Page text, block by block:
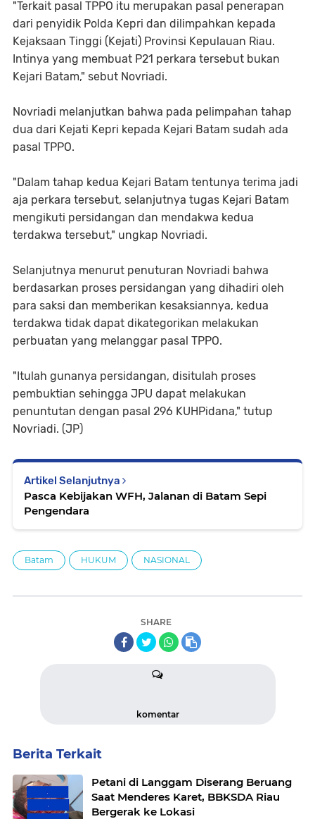
"Terkait pasal TPPO itu merupakan pasal penerapan
dari penyidik Polda Kepri dan dilimpahkan kepada
Kejaksaan Tinggi (Kejati) Provinsi Kepulauan Riau.
Intinya yang membuat P21 perkara tersebut bukan
Kejari Batam," sebut Novriadi.
Novriadi melanjutkan bahwa pada pelimpahan tahap
dua dari Kejati Kepri kepada Kejari Batam sudah ada
pasal TPPO.
"Dalam tahap kedua Kejari Batam tentunya terima jadi
aja perkara tersebut, selanjutnya tugas Kejari Batam
mengikuti persidangan dan mendakwa kedua
terdakwa tersebut," ungkap Novriadi.
Selanjutnya menurut penuturan Novriadi bahwa
berdasarkan proses persidangan yang dihadiri oleh
para saksi dan memberikan kesaksiannya, kedua
terdakwa tidak dapat dikategorikan melakukan
perbuatan yang melanggar pasal TPPO.
"Itulah gunanya persidangan, disitulah proses
pembuktian sehingga JPU dapat melakukan
penuntutan dengan pasal 296 KUHPidana," tutup
Novriadi. (JP)
Artikel Selanjutnya
Pasca Kebijakan WFH, Jalanan di Batam Sepi
Pengendara
Batam HUKUM NASIONAL
SHARE
komentar
Berita Terkait
Petani di Langgam Diserang Beruang
Saat Menderes Karet, BBKSDA Riau
Bergerak ke Lokasi